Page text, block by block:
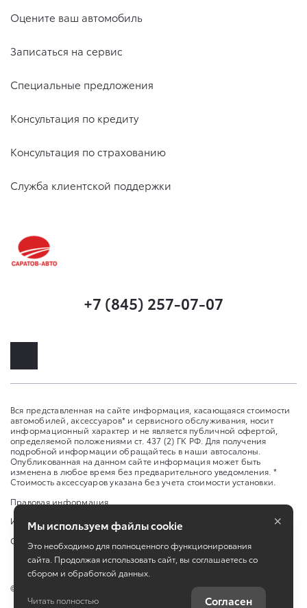
Оцените ваш автомобиль
Записаться на сервис
Специальные предложения
Консультация по кредиту
Консультация по страхованию
Служба клиентской поддержки
+7 (845) 257-07-07
Вся представленная на сайте информация, касающаяся стоимости
автомобилей, аксессуаров* и сервисного обслуживания, носит
информационный характер и не является публичной офертой,
определяемой положениями ст. 437 (2) ГК РФ. Для получения
подробной информации обращайтесь в наши автосалоны.
Опубликованная на данном сайте информация может быть
изменена в любое время без предварительного уведомления. *
Стоимость аксессуаров указана без учета стоимости установки.
Правовая информация
Изменить настройку cookies
Сбросить cookie
©
Мы используем файлы cookie
Это необходимо для полноценного функционирования
сайта. Продолжая использовать сайт, вы соглашаетесь со
сбором и обработкой данных.
Читать полностью Согласен
×